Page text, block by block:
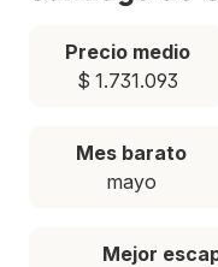
Precio medio
$ 1.731.093
Mes barato
mayo
Mejor